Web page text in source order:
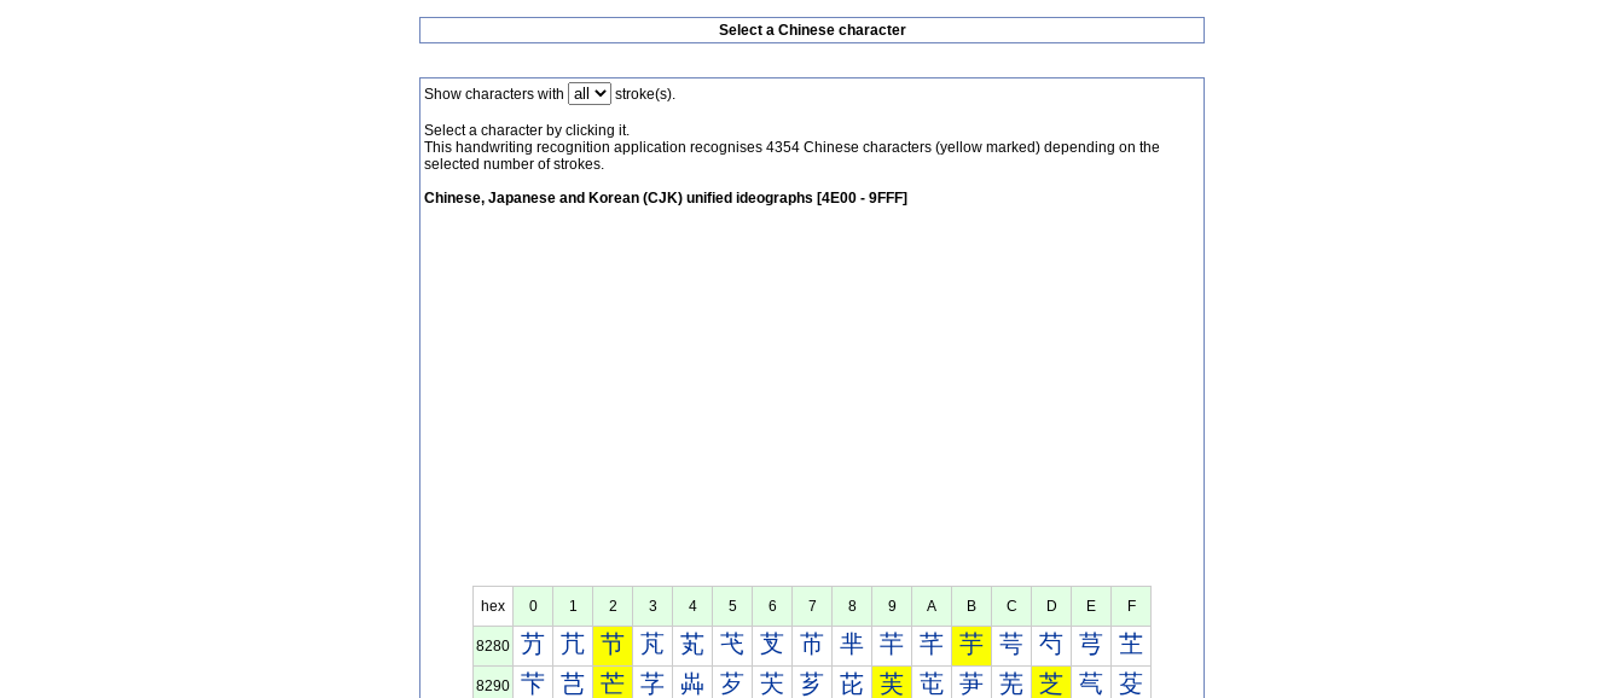
Select a Chinese character
Show characters with stroke(s).
Select a character by clicking it.
This handwriting recognition application recognises 4354 Chinese characters (yellow marked) depending on the
selected number of strokes.
Chinese, Japanese and Korean (CJK) unified ideographs [4E00 - 9FFF]
hex 0 1 2 3 4 5 6 7 8 9 A B C D E F
8280 芀 芁 节 芃 芄 芅 芆 芇 芈 芉 芊 芋 芌 芍 芎 芏
8290 芐 芑 芒 芓 芔 芕 芖 芗 芘 芙 芚 芛 芜 芝 芞 芟